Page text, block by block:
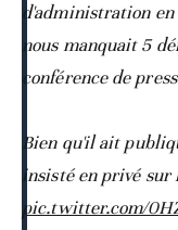
d'administration
nous manquait 5
conférence de
Bien qu'il ait
insisté en privé sur
pic.twitter.com/